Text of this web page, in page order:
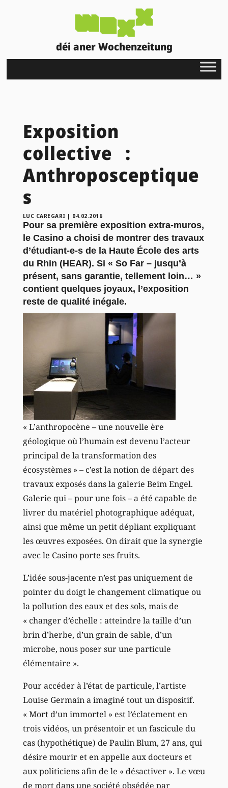
déi aner Wochenzeitung
Exposition
collective :
Anthroposceptique
s
LUC CAREGARI | 04.02.2016
Pour sa première exposition extra-muros,
le Casino a choisi de montrer des travaux
d’étudiant-e-s de la Haute École des arts
du Rhin (HEAR). Si « So Far – jusqu’à
présent, sans garantie, tellement loin… »
contient quelques joyaux, l’exposition
reste de qualité inégale.
« L’anthropocène – une nouvelle ère
géologique où l’humain est devenu l’acteur
principal de la transformation des
écosystèmes » – c’est la notion de départ des
travaux exposés dans la galerie Beim Engel.
Galerie qui – pour une fois – a été capable de
livrer du matériel photographique adéquat,
ainsi que même un petit dépliant expliquant
les œuvres exposées. On dirait que la synergie
avec le Casino porte ses fruits.
L’idée sous-jacente n’est pas uniquement de
pointer du doigt le changement climatique ou
la pollution des eaux et des sols, mais de
« changer d’échelle : atteindre la taille d’un
brin d’herbe, d’un grain de sable, d’un
microbe, nous poser sur une particule
élémentaire ».
Pour accéder à l’état de particule, l’artiste
Louise Germain a imaginé tout un dispositif.
« Mort d’un immortel » est l’éclatement en
trois vidéos, un présentoir et un fascicule du
cas (hypothétique) de Paulin Blum, 27 ans, qui
désire mourir et en appelle aux docteurs et
aux politiciens afin de le « désactiver ». Le vœu
de mort dans une société obsédée par